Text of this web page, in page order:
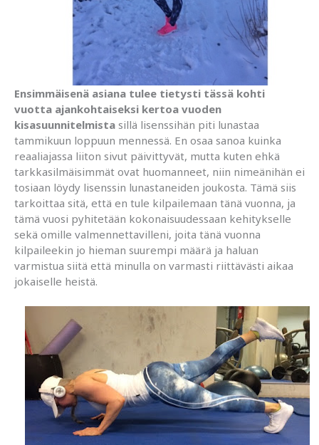
Ensimmäisenä asiana tulee tietysti tässä kohti
vuotta ajankohtaiseksi kertoa vuoden
kisasuunnitelmista sillä lisenssihän piti lunastaa
tammikuun loppuun mennessä. En osaa sanoa kuinka
reaaliajassa liiton sivut päivittyvät, mutta kuten ehkä
tarkkasilmäisimmät ovat huomanneet, niin nimeänihän ei
tosiaan löydy lisenssin lunastaneiden joukosta. Tämä siis
tarkoittaa sitä, että en tule kilpailemaan tänä vuonna, ja
tämä vuosi pyhitetään kokonaisuudessaan kehitykselle
sekä omille valmennettavilleni, joita tänä vuonna
kilpaileekin jo hieman suurempi määrä ja haluan
varmistua siitä että minulla on varmasti riittävästi aikaa
jokaiselle heistä.